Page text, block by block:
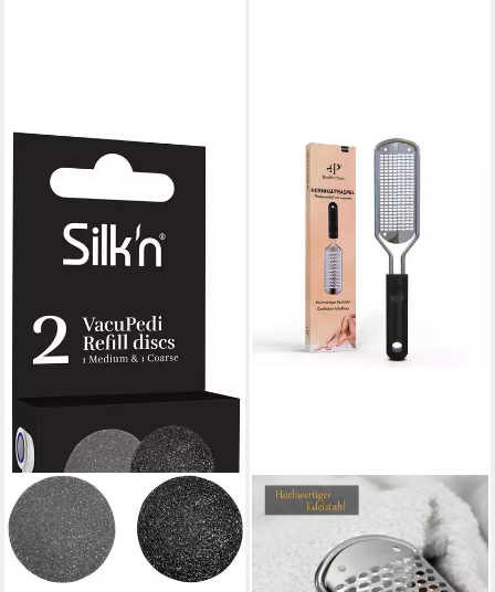
SILK'N
Hornhautentferner
Ersatzschleifscheiben,
Packung, 2-St., medium &